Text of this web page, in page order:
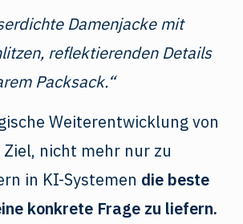
Damenjacke mit
reflektierenden Details
Packsack.“
Weiterentwicklung von
Ziel, nicht mehr nur zu
in KI-Systemen die beste
konkrete Frage zu liefern.